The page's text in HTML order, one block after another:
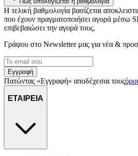
Η τελική βαθμολογία βασίζεται
που έχουν πραγματοποιήσει αγορά μέσω
επιβεβαιώσει την αγορά τους.
Γράψου στο Νewsletter μας για νέα &
Εγγραφή
Πατώντας «Εγγραφή» αποδέχεσαι τους
ΕΤΑΙΡΕΙΑ